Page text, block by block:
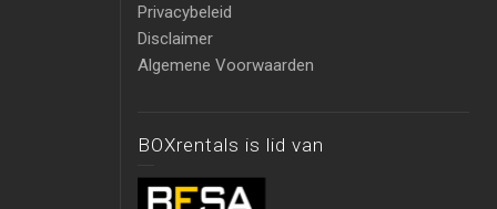
Privacybeleid
Disclaimer
Algemene Voorwaarden
BOXrentals is lid van